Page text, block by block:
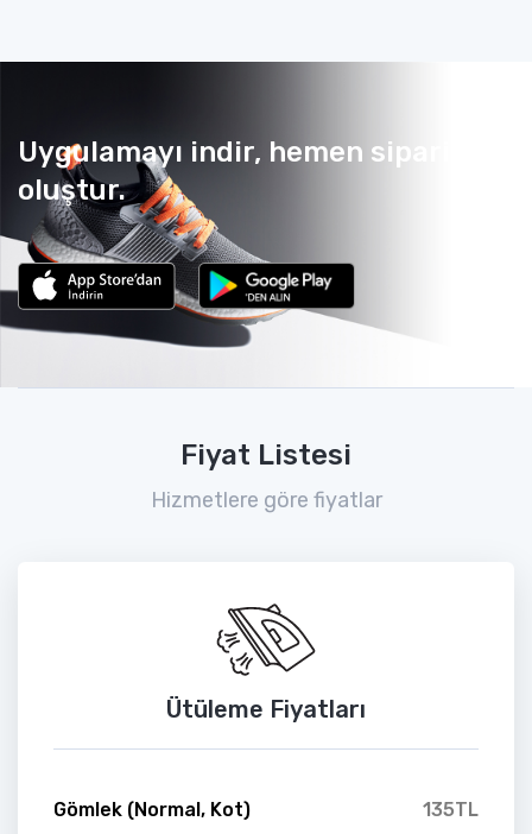
Uygulamayı indir, hemen sipariş
oluştur.
Fiyat Listesi
Hizmetlere göre fiyatlar
Ütüleme Fiyatları
Gömlek (Normal, Kot) 135TL